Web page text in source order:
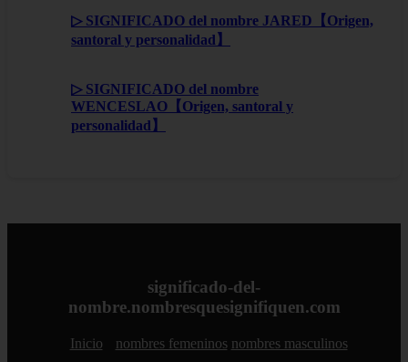
▷ SIGNIFICADO del nombre JARED【Origen,
santoral y personalidad】
▷ SIGNIFICADO del nombre
WENCESLAO【Origen, santoral y
personalidad】
significado-del-
nombre.nombresquesignifiquen.com
Inicio nombres femeninos nombres masculinos